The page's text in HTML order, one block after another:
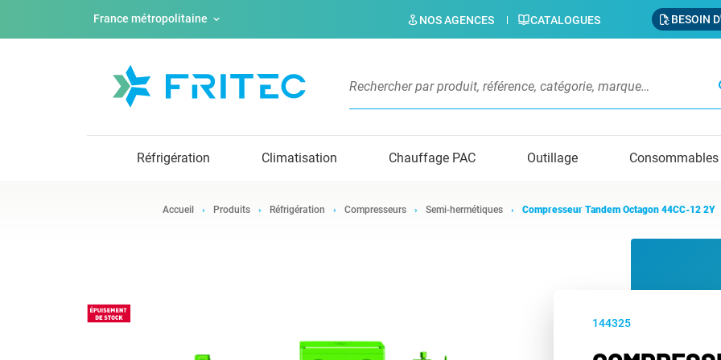
France métropolitaine NOS AGENCES CATALOGUES BESOIN
Réfrigération Climatisation Chauffage PAC Outillage Consommables
Accueil Produits Réfrigération Compresseurs Semi-hermétiques Compresseur Tandem Octagon 44CC-12 2Y
144325